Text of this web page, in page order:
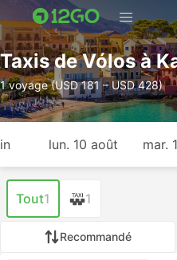
Taxis de Vólos à
1 voyage (USD 181 – USD 428)
lun. 10 août mar.
Tout1 1
Recommandé